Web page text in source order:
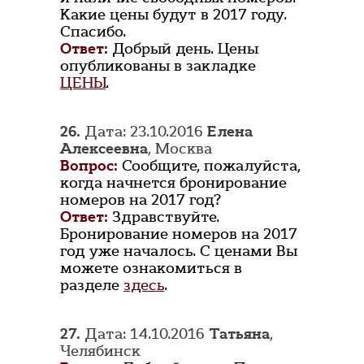
Какие цены будут в 2017 году.
Спасибо.
Ответ: Добрый день. Цены
опубликованы в закладке
ЦЕНЫ.
26. Дата: 23.10.2016 Елена
Алексеевна, Москва
Вопрос: Сообщите, пожалуйста,
когда начнется бронирование
номеров на 2017 год?
Ответ: Здравствуйте.
Бронирование номеров на 2017
год уже началось. С ценами Вы
можете ознакомиться в
разделе здесь.
27. Дата: 14.10.2016 Татьяна,
Челябинск